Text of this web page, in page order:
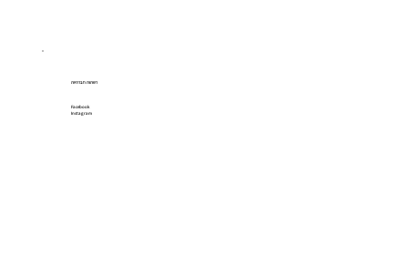
רשתות חברתיות
Facebook
Instagram